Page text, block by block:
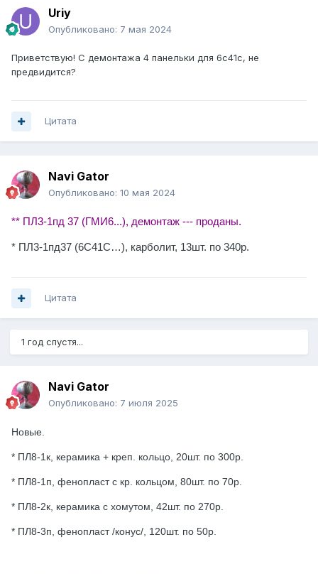
Uriy
Опубликовано: 7 мая 2024
Приветствую! С демонтажа 4 панельки для 6с41с, не
предвидится?
Цитата
Navi Gator
Опубликовано: 10 мая 2024
** ПЛ3-1пд 37 (ГМИ6...), демонтаж --- проданы.
* ПЛ3-1пд37 (6С41С…), карболит, 13шт. по 340р.
Цитата
1 год спустя...
Navi Gator
Опубликовано: 7 июля 2025
Новые.
* ПЛ8-1к, керамика + креп. кольцо, 20шт. по 300р.
* ПЛ8-1п, фенопласт с кр. кольцом, 80шт. по 70р.
* ПЛ8-2к, керамика с хомутом, 42шт. по 270р.
* ПЛ8-3п, фенопласт /конус/, 120шт. по 50р.